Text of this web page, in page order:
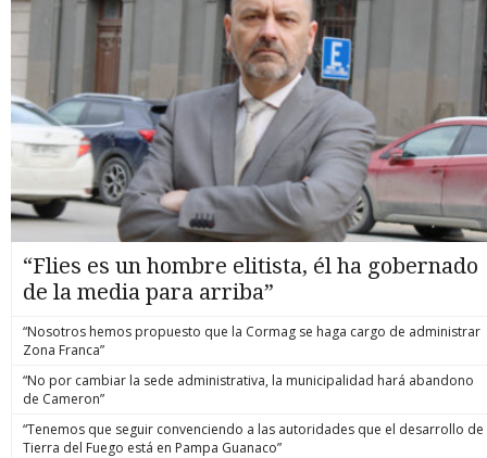
“Flies es un hombre elitista, él ha gobernado
de la media para arriba”
“Nosotros hemos propuesto que la Cormag se haga cargo de administrar
Zona Franca”
“No por cambiar la sede administrativa, la municipalidad hará abandono
de Cameron”
“Tenemos que seguir convenciendo a las autoridades que el desarrollo de
Tierra del Fuego está en Pampa Guanaco”